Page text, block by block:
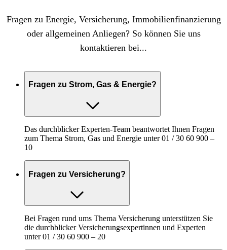
Fragen zu Energie, Versicherung, Immobilienfinanzierung
oder allgemeinen Anliegen? So können Sie uns
kontaktieren bei...
Fragen zu Strom, Gas & Energie?
Das durchblicker Experten-Team beantwortet Ihnen Fragen
zum Thema Strom, Gas und Energie unter 01 / 30 60 900 –
10
Fragen zu Versicherung?
Bei Fragen rund ums Thema Versicherung unterstützen Sie
die durchblicker Versicherungsexpertinnen und Experten
unter 01 / 30 60 900 – 20